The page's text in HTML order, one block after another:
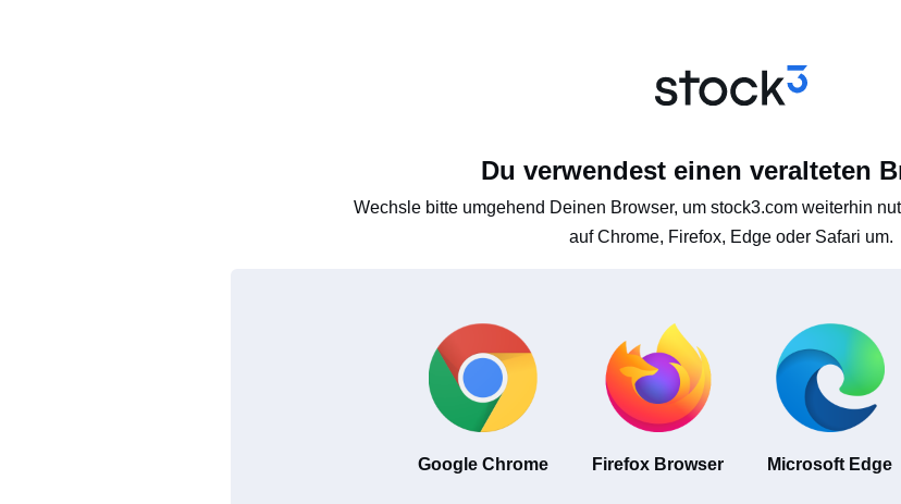
Du verwendest einen veralteten
Wechsle bitte umgehend Deinen Browser, um stock3.com weiterhin
auf Chrome, Firefox, Edge oder Safari um.
Google Chrome Firefox Browser Microsoft Edge